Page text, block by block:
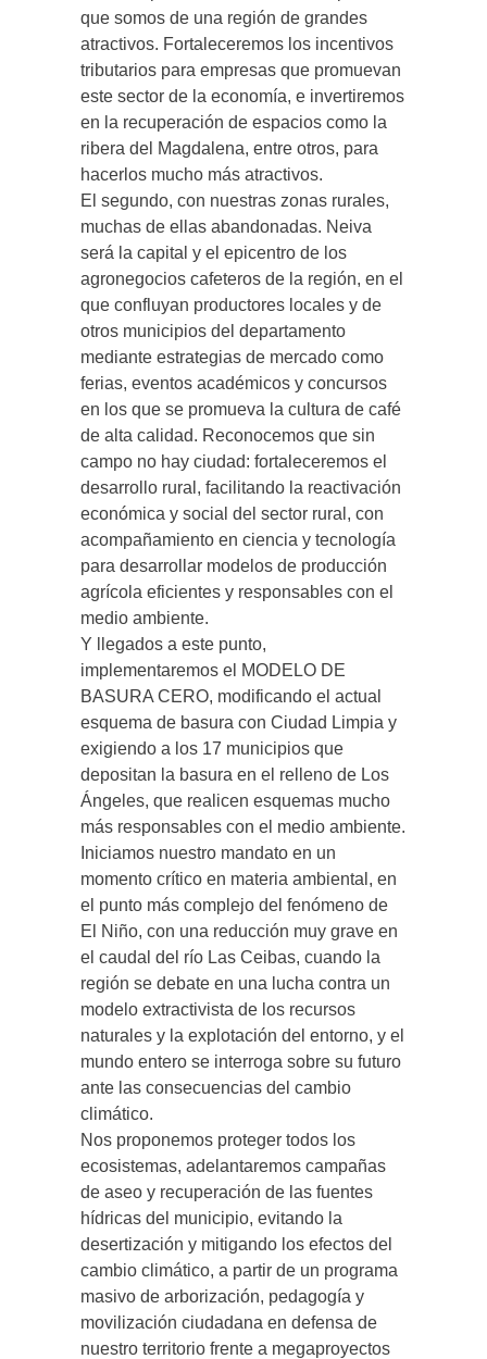
que somos de una región de grandes
atractivos. Fortaleceremos los incentivos
tributarios para empresas que promuevan
este sector de la economía, e invertiremos
en la recuperación de espacios como la
ribera del Magdalena, entre otros, para
hacerlos mucho más atractivos.
El segundo, con nuestras zonas rurales,
muchas de ellas abandonadas. Neiva
será la capital y el epicentro de los
agronegocios cafeteros de la región, en el
que confluyan productores locales y de
otros municipios del departamento
mediante estrategias de mercado como
ferias, eventos académicos y concursos
en los que se promueva la cultura de café
de alta calidad. Reconocemos que sin
campo no hay ciudad: fortaleceremos el
desarrollo rural, facilitando la reactivación
económica y social del sector rural, con
acompañamiento en ciencia y tecnología
para desarrollar modelos de producción
agrícola eficientes y responsables con el
medio ambiente.
Y llegados a este punto,
implementaremos el MODELO DE
BASURA CERO, modificando el actual
esquema de basura con Ciudad Limpia y
exigiendo a los 17 municipios que
depositan la basura en el relleno de Los
Ángeles, que realicen esquemas mucho
más responsables con el medio ambiente.
Iniciamos nuestro mandato en un
momento crítico en materia ambiental, en
el punto más complejo del fenómeno de
El Niño, con una reducción muy grave en
el caudal del río Las Ceibas, cuando la
región se debate en una lucha contra un
modelo extractivista de los recursos
naturales y la explotación del entorno, y el
mundo entero se interroga sobre su futuro
ante las consecuencias del cambio
climático.
Nos proponemos proteger todos los
ecosistemas, adelantaremos campañas
de aseo y recuperación de las fuentes
hídricas del municipio, evitando la
desertización y mitigando los efectos del
cambio climático, a partir de un programa
masivo de arborización, pedagogía y
movilización ciudadana en defensa de
nuestro territorio frente a megaproyectos